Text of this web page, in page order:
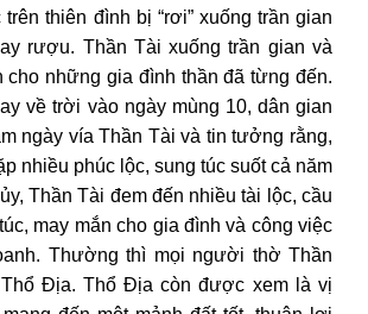
thiên đình bị “rơi” xuống trần gian
rượu. Thần Tài xuống trần gian và
cho những gia đình thần đã từng đến.
về trời vào ngày mùng 10, dân gian
ngày vía Thần Tài và tin tưởng rằng,
nhiều phúc lộc, sung túc suốt cả năm
Thần Tài đem đến nhiều tài lộc, cầu
may mắn cho gia đình và công việc
Thường thì mọi người thờ Thần
Địa. Thổ Địa còn được xem là vị